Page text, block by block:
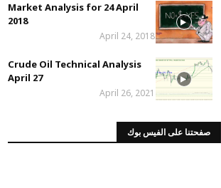
Market Analysis for 24 April
2018
April 24, 2018
Crude Oil Technical Analysis
April 27
April 26, 2021
صفحتنا على الفيس بوك